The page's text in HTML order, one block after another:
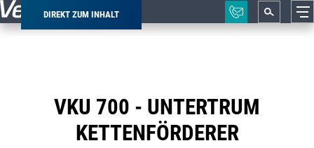
DIREKT ZUM INHALT
Pfadnavigation
VKU 700 - UNTERTRUM
KETTENFÖRDERER